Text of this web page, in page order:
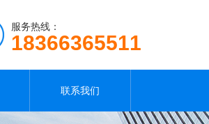
服务热线：
18366365511
联系我们